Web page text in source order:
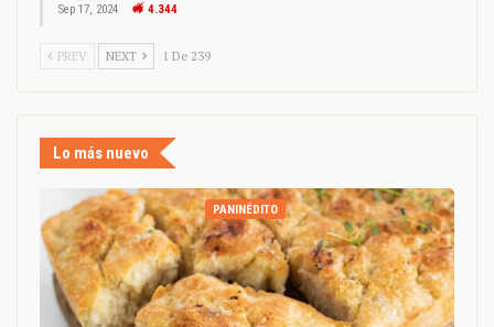
Sep 17, 2024 4.344
PREV NEXT 1 De 239
Lo más nuevo
PANINÉDITO